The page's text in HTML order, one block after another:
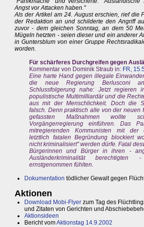
Angst vor Attacken haben."
Als der Artikel am 24. August erschien, rief die
der Redaktion an und schilderte den Angriff
zuvor - dem gleichen Sonntag, an dem 50
Mügeln hetzten - seien dieser und ein anderer
in Guntersblum von einer Gruppe
worden.
Für schärferes Durchgreifen gegen
Kommentar von Dominik Straub in: FR,
Eine harte Hand gegen illegale
die neue Regierung Berlusconi
Schlussfolgerung nahe: Jetzt regieren
populistische Multimilliardär und die
aus mit der Menschlichkeit. Doch die
falsch. Denn praktisch alle von der neuen
gefassten Maßnahmen wollte
Vorgängerregierung einführen. Das
mitregierenden Kommunisten mit der
letztlich fatalen Begründung blockiert
nicht kriminalisiert" werden dürfe. Fatal
Bürgerinnen und Bürger in ihren -
Ausländerkriminalität
ernstgenommen fühlten.
Dokumentation tödlicher Gewalt gegen
Aktionen
Download Mobi-Flyer zum Tag des
und Zitaten von Gerichten und
Aktionsideen
Bericht vomAktionstag 14.9.2002